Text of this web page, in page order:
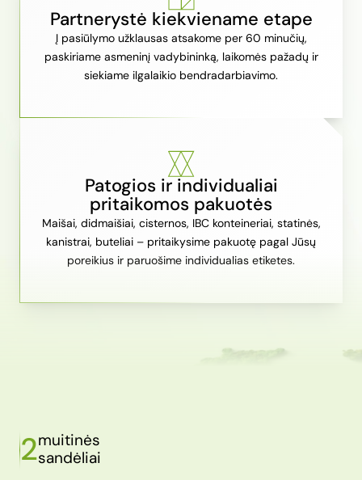
Partnerystė kiekviename etape
Į pasiūlymo užklausas atsakome per 60 minučių,
paskiriame asmeninį vadybininką, laikomės pažadų ir
siekiame ilgalaikio bendradarbiavimo.
Patogios ir individualiai
pritaikomos pakuotės
Maišai, didmaišiai, cisternos, IBC konteineriai, statinės,
kanistrai, buteliai – pritaikysime pakuotę pagal Jūsų
poreikius ir paruošime individualias etiketes.
2muitinės
sandėliai